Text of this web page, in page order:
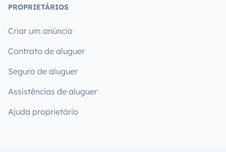
PROPRIETÁRIOS
Criar um anúncio
Contrato de aluguer
Seguro de aluguer
Assistências de aluguer
Ajuda proprietário